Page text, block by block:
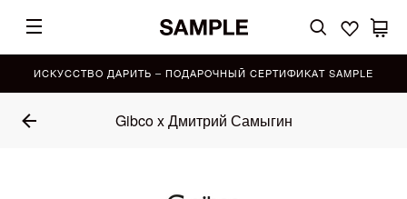
ИСКУССТВО ДАРИТЬ – ПОДАРОЧНЫЙ СЕРТИФИКАТ SAMPLE
Gibco x Дмитрий Самыгин